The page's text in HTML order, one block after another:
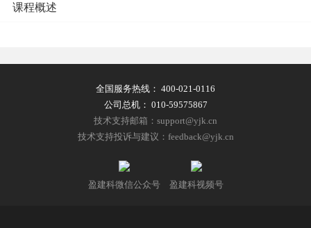
课程概述
全国服务热线： 400-021-0116
公司总机： 010-59575867
技术支持邮箱：support@yjk.cn
技术支持投诉与建议：feedback@yjk.cn
盈建科微信公众号 盈建科视频号